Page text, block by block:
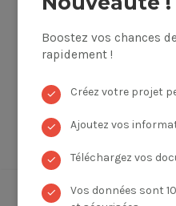
Boostez vos chances
rapidement !
✓ Créez votre projet
✓ Ajoutez vos
✓ Téléchargez vos
✓
Vos données sont